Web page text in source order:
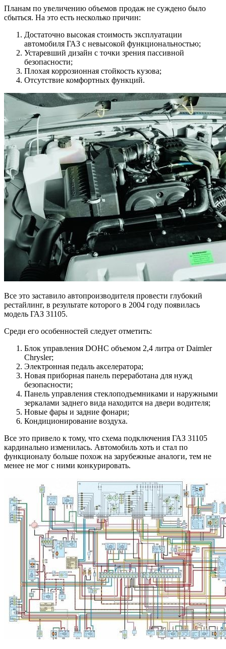
Планам по увеличению объемов продаж не суждено было
сбыться. На это есть несколько причин:
Достаточно высокая стоимость эксплуатации
автомобиля ГАЗ с невысокой функциональностью;
Устаревший дизайн с точки зрения пассивной
безопасности;
Плохая коррозионная стойкость кузова;
Отсутствие комфортных функций.
Все это заставило автопроизводителя провести глубокий
рестайлинг, в результате которого в 2004 году появилась
модель ГАЗ 31105.
Среди его особенностей следует отметить:
Блок управления DOНC объемом 2,4 литра от Daimler
Chrysler;
Электронная педаль акселератора;
Новая приборная панель переработана для нужд
безопасности;
Панель управления стеклоподъемниками и наружными
зеркалами заднего вида находится на двери водителя;
Новые фары и задние фонари;
Кондиционирование воздуха.
Все это привело к тому, что схема подключения ГАЗ 31105
кардинально изменилась. Автомобиль хоть и стал по
функционалу больше похож на зарубежные аналоги, тем не
менее не мог с ними конкурировать.